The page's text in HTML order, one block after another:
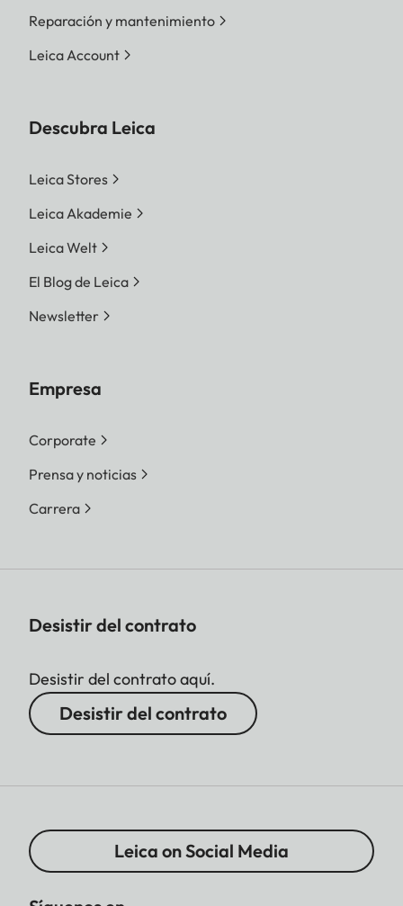
Reparación y mantenimiento
Leica Account
Descubra Leica
Leica Stores
Leica Akademie
Leica Welt
El Blog de Leica
Newsletter
Empresa
Corporate
Prensa y noticias
Carrera
Desistir del contrato
Desistir del contrato aquí.
Desistir del contrato
Leica on Social Media